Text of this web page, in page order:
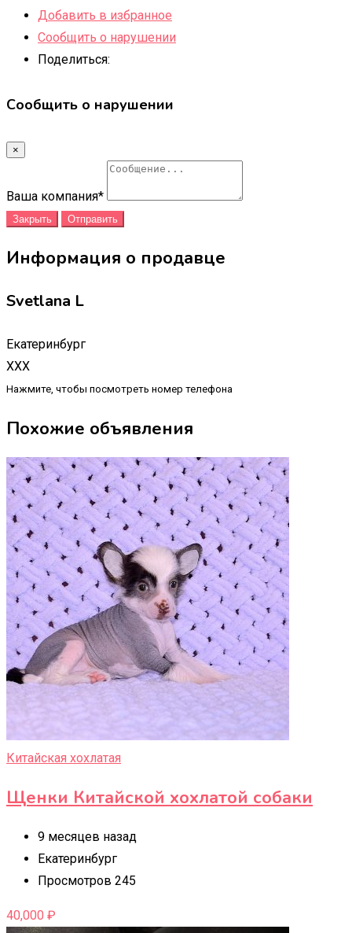
Добавить в избранное
Сообщить о нарушении
Поделиться:
Сообщить о нарушении
×
Ваша компания*
Закрыть Отправить
Информация о продавце
Svetlana L
Екатеринбург
XXX
Нажмите, чтобы посмотреть номер телефона
Похожие объявления
Китайская хохлатая
Щенки Китайской хохлатой собаки
9 месяцев назад
Екатеринбург
Просмотров 245
40,000 ₽